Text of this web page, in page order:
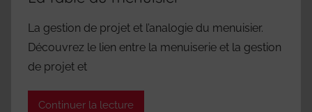
La gestion de projet et l’analogie du menuisier.
Découvrez le lien entre la menuiserie et la gestion
de projet et
Continuer la lecture